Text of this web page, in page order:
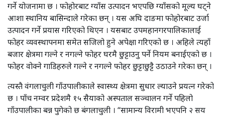
गर्ने योजनामा छ । फोहोरबाट ग्याँस उत्पादन भएपछि ग्याँसको मूल्य घट्ने
आशा स्थानिय बासिन्दाले गरेका छन् । यस अघि दाङमा फोहोरबाट उर्जा
उत्पादन गर्ने प्रयास गरिएको थिएन । यसबाट उपमहानगरपालिकालाई
फोहर व्यवस्थापनमा समेत सजिलो हुने अपेक्षा गरिएको छ । अहिले त्यहाँ
बजार क्षेत्रमा गल्ने र नगल्ने फोहर घरमै छुट्टाउनु पर्ने नियम बनाईएको छ ।
फोहर वोक्ने गाडिहरुले गल्ने र नगल्ने फोहर छुट्टाछुट्टै उठाउने गरेका छन् ।
त्यस्तै वंगलाचुली गाँउपालीकाले स्वास्थ्य क्षेत्रमा सुधार ल्याउने प्रयत्न गरेको
छ । पाँच नम्वर प्रदेशमै १५ सैयाको अस्पताल सञ्चालन गर्ने पहिलो
गाँउपालीका बन्न पुगेको छ बंगलाचुली । “सामान्य विरामी भएपनि २ सय